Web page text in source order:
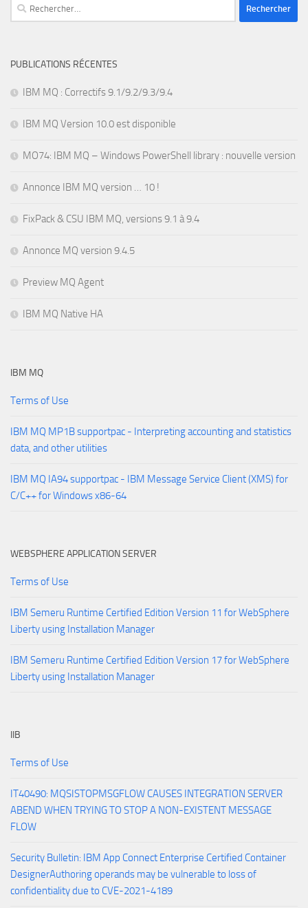
Rechercher :
PUBLICATIONS RÉCENTES
IBM MQ : Correctifs 9.1/9.2/9.3/9.4
IBM MQ Version 10.0 est disponible
MO74: IBM MQ – Windows PowerShell library : nouvelle version
Annonce IBM MQ version … 10 !
FixPack & CSU IBM MQ, versions 9.1 à 9.4
Annonce MQ version 9.4.5
Preview MQ Agent
IBM MQ Native HA
IBM MQ
Terms of Use
IBM MQ MP1B supportpac - Interpreting accounting and statistics
data, and other utilities
IBM MQ IA94 supportpac - IBM Message Service Client (XMS) for
C/C++ for Windows x86-64
WEBSPHERE APPLICATION SERVER
Terms of Use
IBM Semeru Runtime Certified Edition Version 11 for WebSphere
Liberty using Installation Manager
IBM Semeru Runtime Certified Edition Version 17 for WebSphere
Liberty using Installation Manager
IIB
Terms of Use
IT40490: MQSISTOPMSGFLOW CAUSES INTEGRATION SERVER
ABEND WHEN TRYING TO STOP A NON-EXISTENT MESSAGE
FLOW
Security Bulletin: IBM App Connect Enterprise Certified Container
DesignerAuthoring operands may be vulnerable to loss of
confidentiality due to CVE-2021-4189